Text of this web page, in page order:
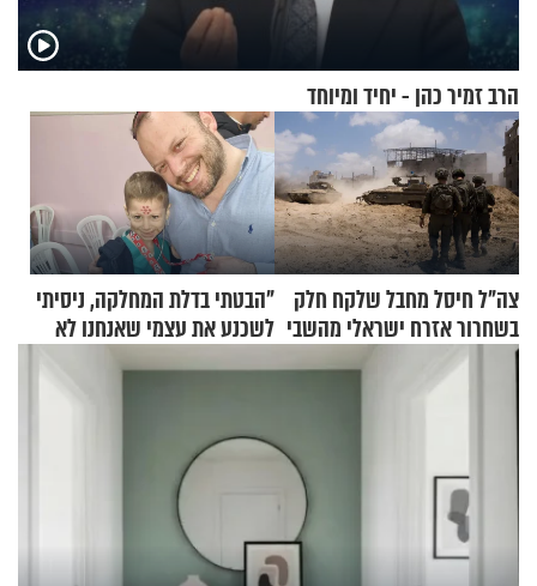
הרב זמיר כהן - יחיד ומיוחד
צה"ל חיסל מחבל שלקח חלק
בשחרור אזרח ישראלי מהשבי
"הבטתי בדלת המחלקה, ניסיתי
לשכנע את עצמי שאנחנו לא
שייכים לשם"